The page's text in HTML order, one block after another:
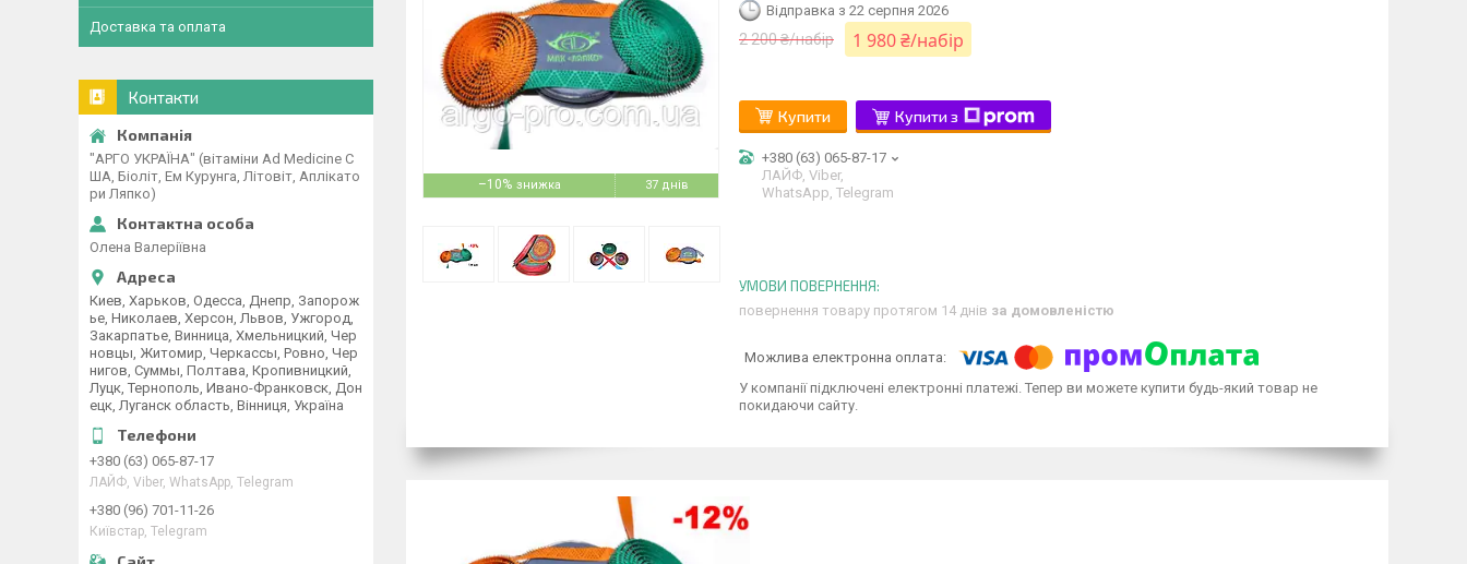
–10% 37 днів
Відправка з 22 серпня 2026
2 200 ₴/набір 1 980 ₴/набір
Купити Купити з
+380 (63) 065-87-17
ЛАЙФ, Viber,
WhatsApp, Telegram
повернення товару протягом 14 днів за домовленістю
У компанії підключені електронні платежі. Тепер ви можете купити будь-який товар не
покидаючи сайту.
Доставка та оплата
Контакти
"АРГО УКРАЇНА" (вітаміни Ad Medicine С
ША, Біоліт, Ем Курунга, Літовіт, Аплікато
ри Ляпко)
Олена Валеріївна
Киев, Харьков, Одесса, Днепр, Запорож
ье, Николаев, Херсон, Львов, Ужгород,
Закарпатье, Винница, Хмельницкий, Чер
новцы, Житомир, Черкассы, Ровно, Чер
нигов, Суммы, Полтава, Кропивницкий,
Луцк, Тернополь, Ивано-Франковск, Дон
ецк, Луганск область, Вінниця, Україна
+380 (63) 065-87-17
ЛАЙФ, Viber, WhatsApp, Telegram
+380 (96) 701-11-26
Київстар, Telegram